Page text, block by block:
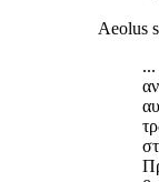
Aeolus
...